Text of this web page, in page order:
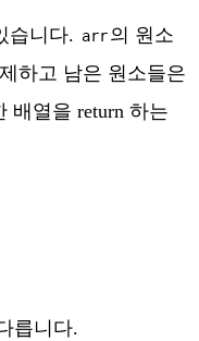
습니다. arr의 원소
하고 남은 원소들은
배열을 return 하는
릅니다.